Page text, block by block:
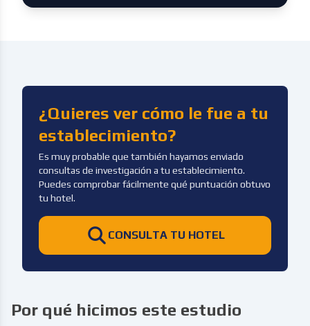
¿Quieres ver cómo le fue a tu
establecimiento?
Es muy probable que también hayamos enviado
consultas de investigación a tu establecimiento.
Puedes comprobar fácilmente qué puntuación obtuvo
tu hotel.
CONSULTA TU HOTEL
Por qué hicimos este estudio